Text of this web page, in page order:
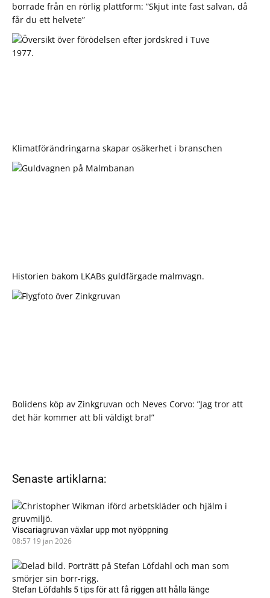
borrade från en rörlig plattform: ”Skjut inte fast salvan, då
får du ett helvete”
Klimatförändringarna skapar osäkerhet i branschen
Historien bakom LKABs guldfärgade malmvagn.
Bolidens köp av Zinkgruvan och Neves Corvo: ”Jag tror att
det här kommer att bli väldigt bra!”
Senaste artiklarna:
Viscariagruvan växlar upp mot nyöppning
08:57 19 jan 2026
Stefan Löfdahls 5 tips för att få riggen att hålla länge